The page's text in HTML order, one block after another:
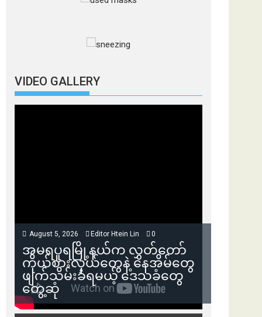
VIDEO GALLERY
August 5, 2026 Editor Htein Lin 0
အမရပူရမြို့နယ်က လွှတ်တော်
ကိုယ်စားလှယ်တွေနဲ့ နေအိမ်တွေ
ဖျက်သိမ်းခံရမယ့် ဒေသခံတွေ
တွေ့ဆုံ